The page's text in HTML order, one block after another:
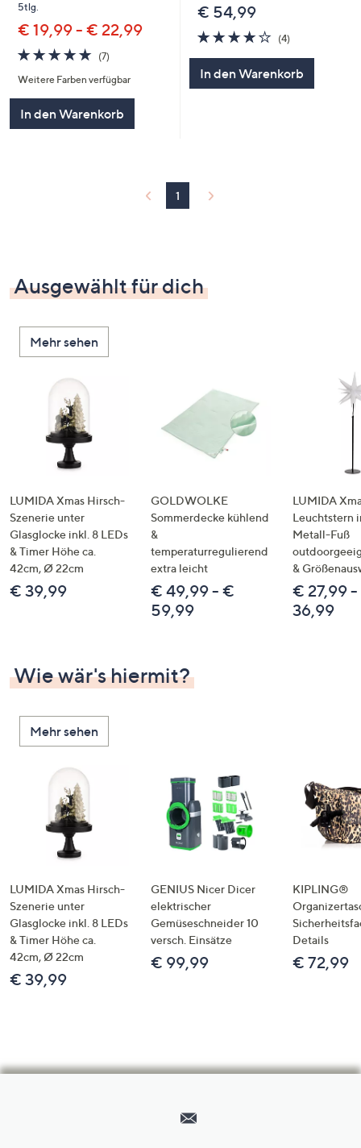
5tlg.
€ 19,99 - € 22,99
4.7
von
5
(7)7
Weitere Farben verfügbar
In den Warenkorb
€ 54,99
4.0
von
(4)4
In den Warenkorb
1
Ausgewählt für dich
Mehr sehen
LUMIDA Xmas Hirsch-
Szenerie unter
Glasglocke inkl. 8 LEDs
& Timer Höhe ca.
42cm, Ø 22cm
€ 39,99
GOLDWOLKE
Sommerdecke kühlend
&
temperaturregulierend
extra leicht
€ 49,99 - €
59,99
LUMIDA
Leuchtstern
Metall-Fuß
&
€ 27,99
36,99
Wie wär's hiermit?
Mehr sehen
LUMIDA Xmas Hirsch-
Szenerie unter
Glasglocke inkl. 8 LEDs
& Timer Höhe ca.
42cm, Ø 22cm
€ 39,99
GENIUS Nicer Dicer
elektrischer
Gemüseschneider 10
versch. Einsätze
€ 99,99
KIPLING®
Details
€ 72,99